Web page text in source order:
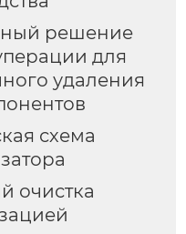
pешение
для
удаления
схема
очистка